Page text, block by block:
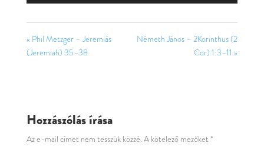
« Phil Metzger – Jeremiás
(Jeremiah) 35–38
Németh János – 2Korinthus (2
Cor) 1:3–11 »
Hozzászólás írása
Az e-mail címet nem tesszük közzé. A kötelező mezőket *